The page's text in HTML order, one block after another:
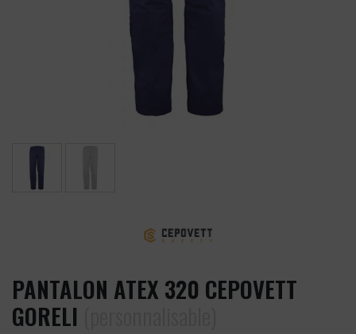
PANTALON ATEX 320 CEPOVETT
GORELI